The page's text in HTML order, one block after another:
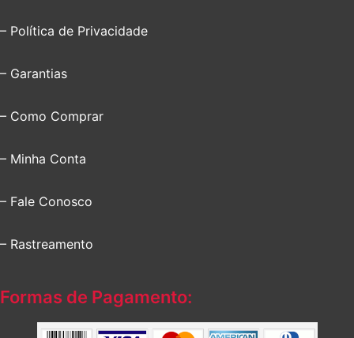
– Política de Privacidade
– Garantias
– Como Comprar
– Minha Conta
– Fale Conosco
– Rastreamento
Formas de Pagamento: